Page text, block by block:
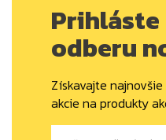
Prihláste
odberu
Získavajte
akcie na produkty